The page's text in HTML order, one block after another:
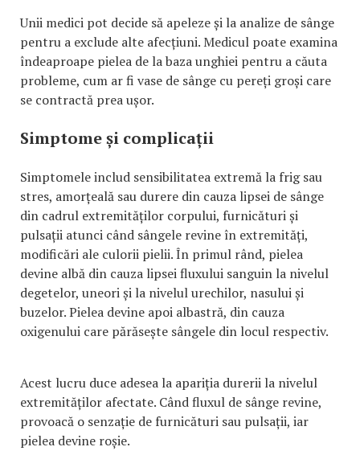
Unii medici pot decide să apeleze și la analize de sânge
pentru a exclude alte afecțiuni. Medicul poate examina
îndeaproape pielea de la baza unghiei pentru a căuta
probleme, cum ar fi vase de sânge cu pereți groși care
se contractă prea ușor.
Simptome și complicații
Simptomele includ sensibilitatea extremă la frig sau
stres, amorțeală sau durere din cauza lipsei de sânge
din cadrul extremităților corpului, furnicături și
pulsații atunci când sângele revine în extremități,
modificări ale culorii pielii. În primul rând, pielea
devine albă din cauza lipsei fluxului sanguin la nivelul
degetelor, uneori și la nivelul urechilor, nasului și
buzelor. Pielea devine apoi albastră, din cauza
oxigenului care părăsește sângele din locul respectiv.
Acest lucru duce adesea la apariția durerii la nivelul
extremităților afectate. Când fluxul de sânge revine,
provoacă o senzație de furnicături sau pulsații, iar
pielea devine roșie.